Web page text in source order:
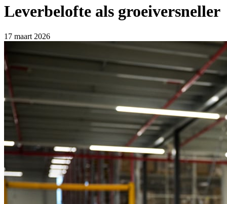
Leverbelofte als groeiversneller
17 maart 2026